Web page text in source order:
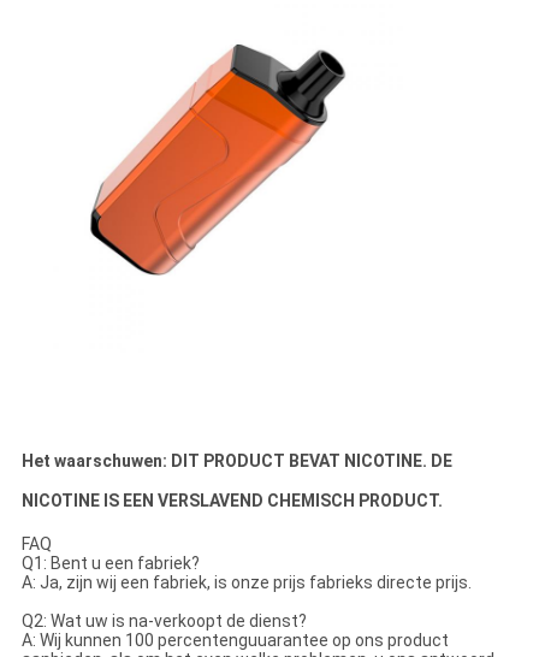
Het waarschuwen: DIT PRODUCT BEVAT NICOTINE. DE
NICOTINE IS EEN VERSLAVEND CHEMISCH PRODUCT.
FAQ
Q1: Bent u een fabriek?
A: Ja, zijn wij een fabriek, is onze prijs fabrieks directe prijs.
Q2: Wat uw is na-verkoopt de dienst?
A: Wij kunnen 100 percentenguuarantee op ons product